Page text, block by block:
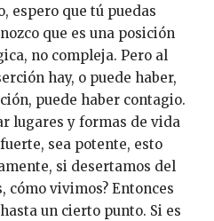
espero que tú puedas
que es una posición
no compleja. Pero al
hay, o puede haber,
puede haber contagio.
lugares y formas de vida
sea potente, esto
si desertamos del
cómo vivimos? Entonces
un cierto punto. Si es